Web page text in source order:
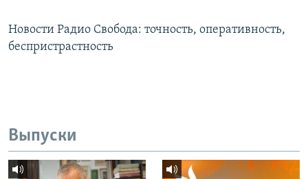
Новости Радио Свобода: точность, оперативность,
беспристрастность
Выпуски